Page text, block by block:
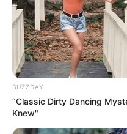
BUZZDAY
“Classic Dirty Dancing
Knew"